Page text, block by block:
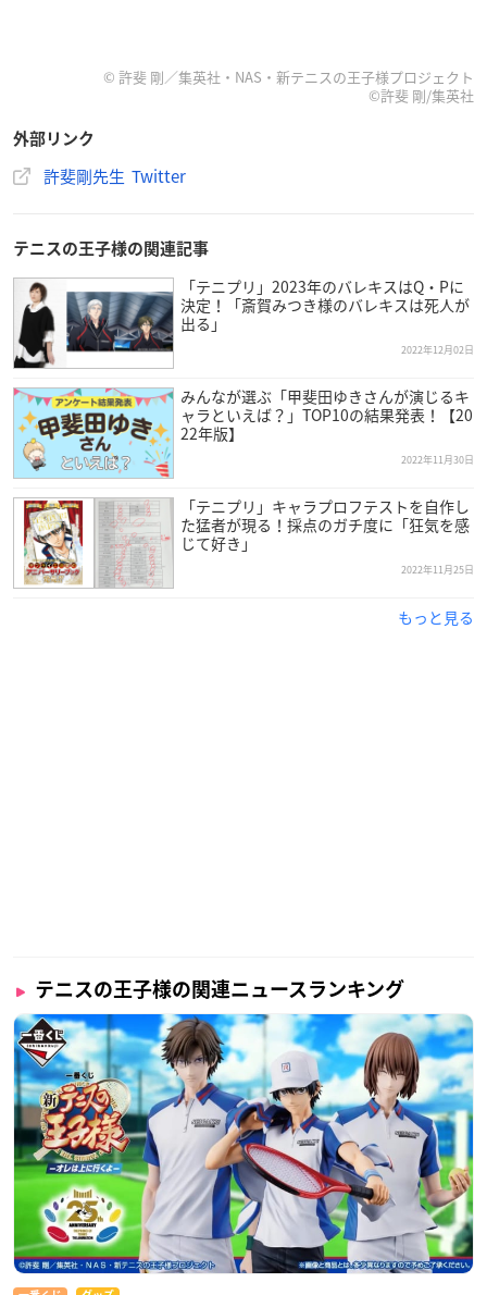
© 許斐 剛／集英社・NAS・新テニスの王子様プロジェクト
©許斐 剛/集英社
外部リンク
許斐剛先生 Twitter
テニスの王子様の関連記事
「テニプリ」2023年のバレキスはQ・Pに
決定！「斎賀みつき様のバレキスは死人が
出る」
2022年12月02日
みんなが選ぶ「甲斐田ゆきさんが演じるキ
ャラといえば？」TOP10の結果発表！【20
22年版】
2022年11月30日
「テニプリ」キャラプロフテストを自作し
た猛者が現る！採点のガチ度に「狂気を感
じて好き」
2022年11月25日
もっと見る
テニスの王子様の関連ニュースランキング